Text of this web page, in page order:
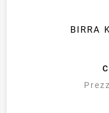
BIRRA